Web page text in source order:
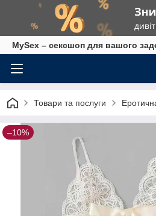
MySex – сексшоп для вашого
Товари та послуги
–10%